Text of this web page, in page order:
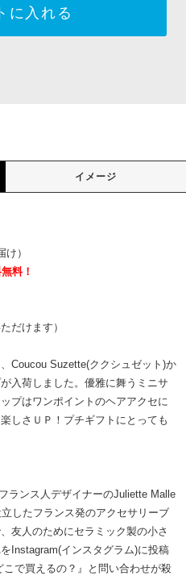
に入れる
イメージ
）
料！
だけます）
Coucou Suzette(ククシュゼット)か
入荷しました。優雅に舞うミニサ
プはワンポイントのヘアアクセに
しさＵＰ！プチギフトにとっても
ランス人デザイナーのJuliette Malle
したフランス発のアクセサリーブ
友人のためにセラミック製の小さ
Instagram(インスタグラム)に投稿
で買えるの？』と問い合わせが殺